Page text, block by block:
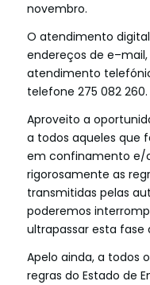
novembro.
O atendimento digital
endereços de e–mail,
atendimento
telefone 275 082 260.
Aproveito a
a todos aqueles que
em confinamento e/
rigorosamente as
transmitidas pelas
poderemos
ultrapassar esta fase
Apelo ainda, a todos
regras do Estado de